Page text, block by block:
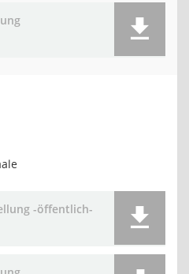
-öffentlich-